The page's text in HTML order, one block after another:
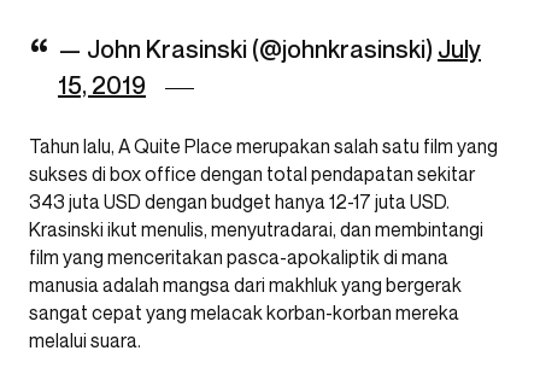
— John Krasinski (@johnkrasinski) July
15, 2019
Tahun lalu, A Quite Place merupakan salah satu film yang
sukses di box office dengan total pendapatan sekitar
343 juta USD dengan budget hanya 12-17 juta USD.
Krasinski ikut menulis, menyutradarai, dan membintangi
film yang menceritakan pasca-apokaliptik di mana
manusia adalah mangsa dari makhluk yang bergerak
sangat cepat yang melacak korban-korban mereka
melalui suara.